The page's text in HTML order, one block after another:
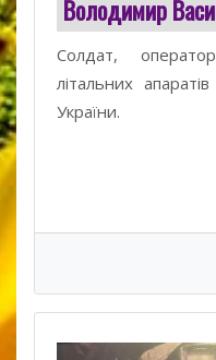
Володимир
Солдат,
літальних
України.